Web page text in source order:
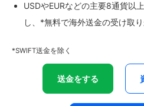
USDやEURなどの主要8通貨以
し、*無料で海外送金の受け取り
*SWIFT送金を除く
送金をする